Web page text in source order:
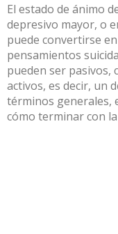
El estado de ánimo
depresivo mayor, o
puede convertirse
pensamientos
pueden ser pasivos,
activos, es decir, un
términos generales,
cómo terminar con